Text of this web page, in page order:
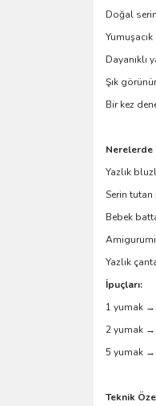
Doğal
Dayanıklı
Şık
Bir kez
Nerelerde
Yazlık
Serin
Bebek
Yazlık
İpuçları:
1 yumak →
2 yumak
5 yumak →
Teknik